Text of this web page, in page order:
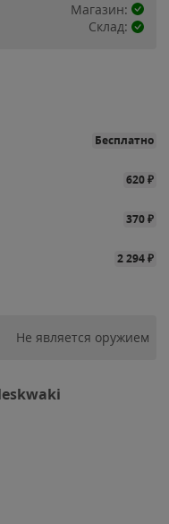
Магазин:
Склад:
Бесплатно
620₽
370₽
2 294₽
Не является оружием